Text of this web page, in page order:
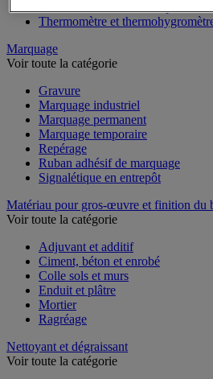
Thermomètre et
Marquage
Voir toute la catégorie
Gravure
Marquage industriel
Marquage permanent
Marquage temporaire
Repérage
Ruban adhésif de marquage
Signalétique en entrepôt
Matériau pour gros-œuvre et finition du
Voir toute la catégorie
Adjuvant et additif
Ciment, béton et enrobé
Colle sols et murs
Enduit et plâtre
Mortier
Ragréage
Nettoyant et dégraissant
Voir toute la catégorie